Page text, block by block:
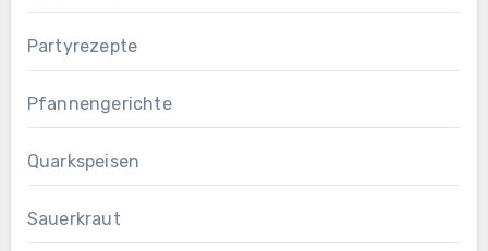
Partyrezepte
Pfannengerichte
Quarkspeisen
Sauerkraut